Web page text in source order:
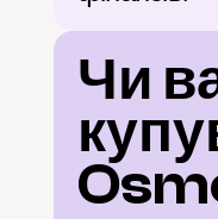
Чи